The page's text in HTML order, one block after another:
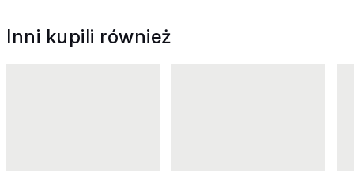
Inni kupili również